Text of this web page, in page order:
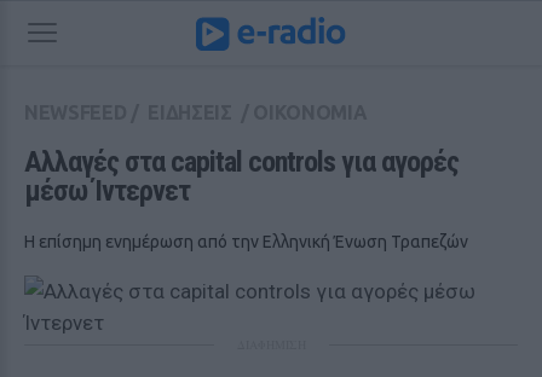
Αλλαγές στα capital controls για αγορές
μέσω Ίντερνετ
Η επίσημη ενημέρωση από την Ελληνική Ένωση Τραπεζών